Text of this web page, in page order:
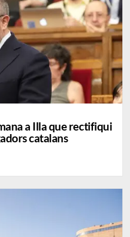
a Illa que rectifiqui
catalans